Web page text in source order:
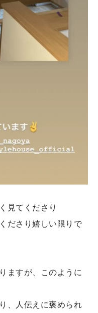
見てくださり
ださり嬉しい限りで
ますが、このように
、人伝えに褒められ